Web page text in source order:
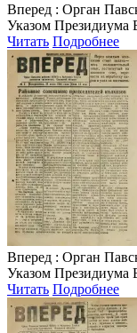
Вперед : Орган
Указом Президиума
Читать Подробнее
Вперед : Орган
Указом Президиума
Читать Подробнее